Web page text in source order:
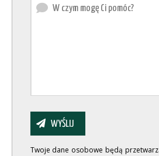
Twoje dane osobowe będą